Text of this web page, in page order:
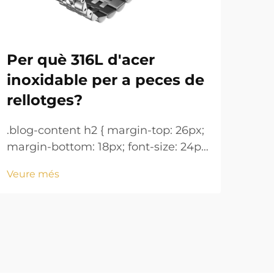
Per què 316L d'acer
inoxidable per a peces de
rellotges?
.blog-content h2 { margin-top: 26px;
margin-bottom: 18px; font-size: 24px
height: normal; } .blog-content h3 {
Veure més